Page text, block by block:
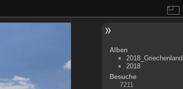
Alben
2018_Griechenland
2018
Besuche
7211